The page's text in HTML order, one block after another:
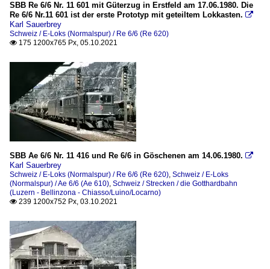
SBB Re 6/6 Nr. 11 601 mit Güterzug in Erstfeld am 17.06.1980. Die
Re 6/6 Nr.11 601 ist der erste Prototyp mit geteiltem Lokkasten. 
Karl Sauerbrey
Schweiz / E-Loks (Normalspur) / Re 6/6 (Re 620)
 175 1200x765 Px, 05.10.2021
SBB Ae 6/6 Nr. 11 416 und Re 6/6 in Göschenen am 14.06.1980. 
Karl Sauerbrey
Schweiz / E-Loks (Normalspur) / Re 6/6 (Re 620), Schweiz / E-Loks
(Normalspur) / Ae 6/6 (Ae 610), Schweiz / Strecken / die Gotthardbahn
(Luzern - Bellinzona - Chiasso/Luino/Locarno)
 239 1200x752 Px, 03.10.2021